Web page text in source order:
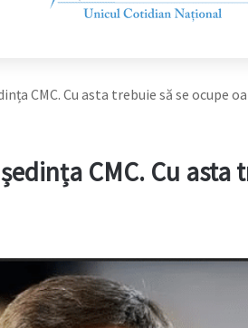
CMC. Cu asta trebuie să se ocupe
CMC. Cu asta